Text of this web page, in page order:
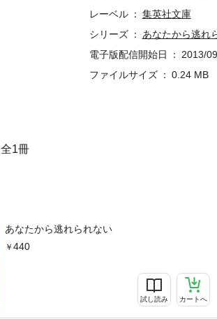
全1冊
あなたから逃れられない
440
試し読み カートへ
レーベル
集英社文庫
シリーズ
あなたから逃れ
電子版配信開始日
2013/
ファイルサイズ
0.24 MB